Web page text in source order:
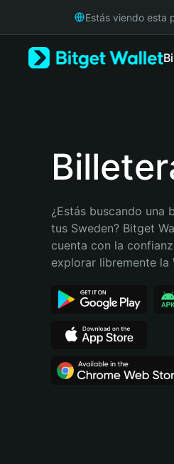
Русский
Bahasa Indonesia
Português (Brasil)
Estás viendo esta
¿Estás buscando una
tus Sweden? Bitget
cuenta con la
explorar libremente la